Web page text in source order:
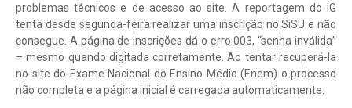
problemas técnicos e de acesso ao site. A reportagem do iG
tenta desde segunda-feira realizar uma inscrição no SiSU e não
consegue. A página de inscrições dá o erro 003, “senha inválida”
– mesmo quando digitada corretamente. Ao tentar recuperá-la
no site do Exame Nacional do Ensino Médio (Enem) o processo
não completa e a página inicial é carregada automaticamente.